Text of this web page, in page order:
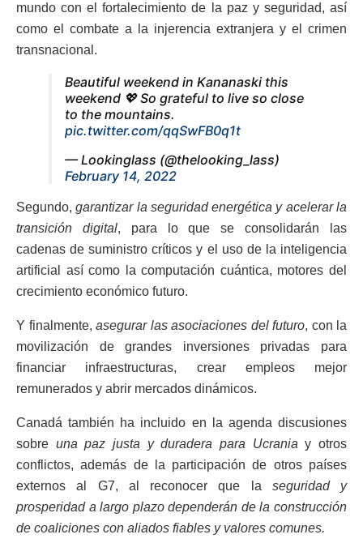
mundo con el fortalecimiento de la paz y seguridad, así
como el combate a la injerencia extranjera y el crimen
transnacional.
Beautiful weekend in Kananaski this
weekend 💖 So grateful to live so close
to the mountains.
pic.twitter.com/qqSwFB0q1t
— Lookinglass (@thelooking_lass)
February 14, 2022
Segundo,garantizar la seguridad energética y acelerar la
transición digital, para lo que se consolidarán las
cadenas de suministro críticos y el uso de la inteligencia
artificial así como la computación cuántica, motores del
crecimiento económico futuro.
Y finalmente, asegurar las asociaciones del futuro, con la
movilización de grandes inversiones privadas para
financiar infraestructuras, crear empleos mejor
remunerados y abrir mercados dinámicos.
Canadá también ha incluido en la agenda discusiones
sobre una paz justa y duradera para Ucrania y otros
conflictos, además de la participación de otros países
externos al G7, al reconocer que la seguridad y
prosperidad a largo plazo dependerán de la construcción
de coaliciones con aliados fiables y valores comunes.